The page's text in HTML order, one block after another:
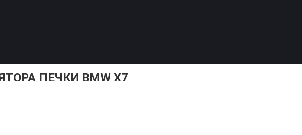
ПЕЧКИ BMW X7